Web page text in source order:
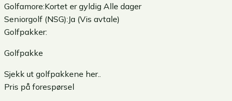
Golfamore:Kortet er gyldig Alle dager
Seniorgolf (NSG):Ja (Vis avtale)
Golfpakker:
Golfpakke
Sjekk ut golfpakkene her..
Pris på forespørsel